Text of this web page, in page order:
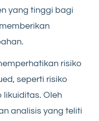
yang tinggi bagi
risiko
seperti risiko
likuiditas. Oleh
analisis yang teliti